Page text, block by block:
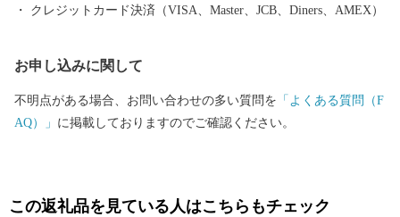
クレジットカード決済（VISA、Master、JCB、Diners、AMEX）
お申し込みに関して
不明点がある場合、お問い合わせの多い質問を 「よくある質問（F
AQ）」 に掲載しておりますのでご確認ください。
この返礼品を見ている人はこちらもチェック